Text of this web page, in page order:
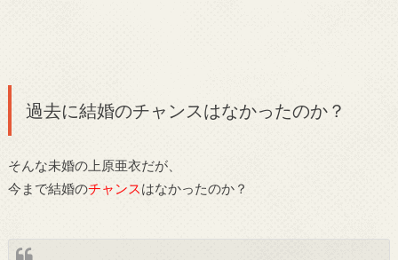
過去に結婚のチャンスはなかったのか？
そんな未婚の上原亜衣だが、
今まで結婚のチャンスはなかったのか？